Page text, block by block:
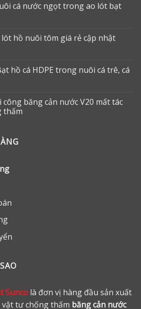
cá nước ngọt trong ao lót bạt
hồ nuôi tôm giá rẻ cập nhật
hồ cá HDPE trong nuôi cá trê, cá
băng cản nước V20 mất tác
thấm
Sunco là đơn vị hàng đầu sản xuất
vật tư chống thấm băng cản nước